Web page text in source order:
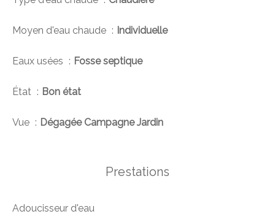
Moyen d'eau chaude Individuelle
Eaux usées Fosse septique
État Bon état
Vue Dégagée Campagne Jardin
Prestations
Adoucisseur d'eau